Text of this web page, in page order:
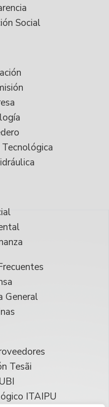
Social
General
Tesãi
ITAIPU